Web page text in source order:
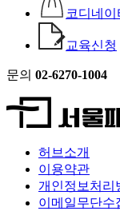
코디네이
교육신청
문의 02-6270-1004
허브소개
이용약관
개인정보처리
이메일무단수